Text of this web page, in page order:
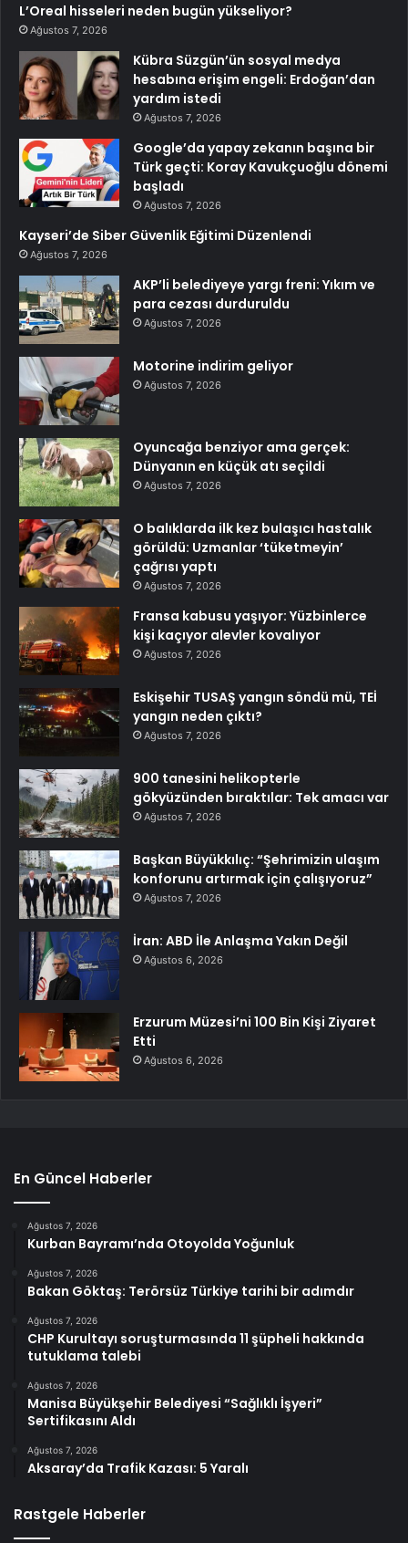
L’Oreal hisseleri neden bugün yükseliyor?
Ağustos 7, 2026
Kübra Süzgün’ün sosyal medya
hesabına erişim engeli: Erdoğan’dan
yardım istedi
Ağustos 7, 2026
Google’da yapay zekanın başına bir
Türk geçti: Koray Kavukçuoğlu dönemi
başladı
Ağustos 7, 2026
Kayseri’de Siber Güvenlik Eğitimi Düzenlendi
Ağustos 7, 2026
AKP’li belediyeye yargı freni: Yıkım ve
para cezası durduruldu
Ağustos 7, 2026
Motorine indirim geliyor
Ağustos 7, 2026
Oyuncağa benziyor ama gerçek:
Dünyanın en küçük atı seçildi
Ağustos 7, 2026
O balıklarda ilk kez bulaşıcı hastalık
görüldü: Uzmanlar ‘tüketmeyin’
çağrısı yaptı
Ağustos 7, 2026
Fransa kabusu yaşıyor: Yüzbinlerce
kişi kaçıyor alevler kovalıyor
Ağustos 7, 2026
Eskişehir TUSAŞ yangın söndü mü, TEİ
yangın neden çıktı?
Ağustos 7, 2026
900 tanesini helikopterle
gökyüzünden bıraktılar: Tek amacı var
Ağustos 7, 2026
Başkan Büyükkılıç: “Şehrimizin ulaşım
konforunu artırmak için çalışıyoruz”
Ağustos 7, 2026
İran: ABD İle Anlaşma Yakın Değil
Ağustos 6, 2026
Erzurum Müzesi’ni 100 Bin Kişi Ziyaret
Etti
Ağustos 6, 2026
En Güncel Haberler
Ağustos 7, 2026
Kurban Bayramı’nda Otoyolda Yoğunluk
Ağustos 7, 2026
Bakan Göktaş: Terörsüz Türkiye tarihi bir adımdır
Ağustos 7, 2026
CHP Kurultayı soruşturmasında 11 şüpheli hakkında
tutuklama talebi
Ağustos 7, 2026
Manisa Büyükşehir Belediyesi “Sağlıklı İşyeri”
Sertifikasını Aldı
Ağustos 7, 2026
Aksaray’da Trafik Kazası: 5 Yaralı
Rastgele Haberler